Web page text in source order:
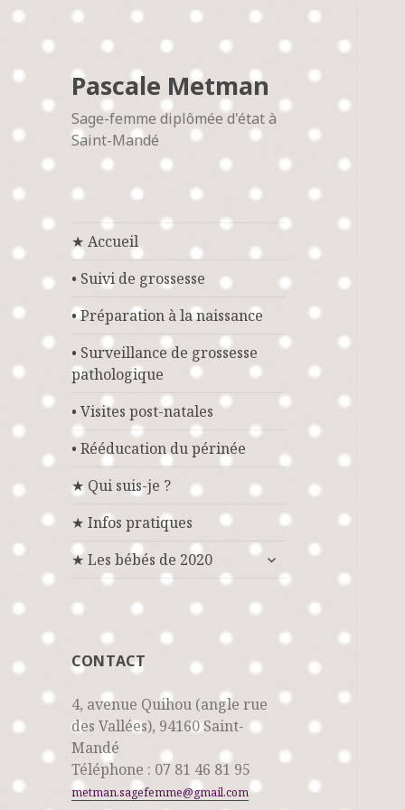
Pascale Metman
Sage-femme diplômée d'état à
Saint-Mandé
★ Accueil
• Suivi de grossesse
• Préparation à la naissance
• Surveillance de grossesse
pathologique
• Visites post-natales
• Rééducation du périnée
★ Qui suis-je ?
★ Infos pratiques
★ Les bébés de 2020
ouvrir
menu
CONTACT
4, avenue Quihou (angle rue
des Vallées), 94160 Saint-
Mandé
Téléphone : 07 81 46 81 95
metman.sagefemme@gmail.com